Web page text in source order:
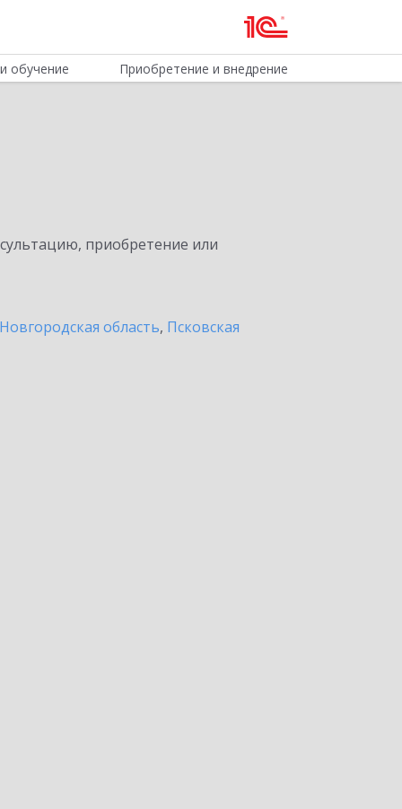
обучение Приобретение и внедрение
приобретение или
Новгородская область, Псковская